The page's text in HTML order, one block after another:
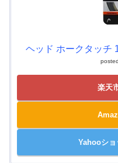
ヘッド ホークタッチ
楽天
Yahooショ